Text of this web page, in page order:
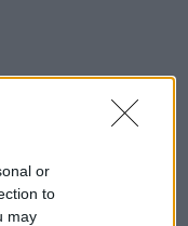
or
to
may